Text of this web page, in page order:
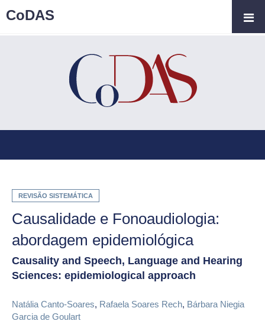
REVISÃO SISTEMÁTICA
Causalidade e Fonoaudiologia:
abordagem epidemiológica
Causality and Speech, Language and Hearing
Sciences: epidemiological approach
Natália Canto-Soares, Rafaela Soares Rech, Bárbara Niegia
Garcia de Goulart
CoDAS